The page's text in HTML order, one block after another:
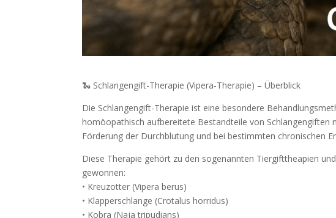
🐍 Schlangengift-Therapie (Vipera-Therapie) – Überblick
Die Schlangengift-Therapie ist eine besondere
homöopathisch aufbereitete Bestandteile von Schlangengiften
Förderung der Durchblutung und bei bestimmten chronischen
Diese Therapie gehört zu den sogenannten Tiergifttheapien
gewonnen:
• Kreuzotter (Vipera berus)
• Klapperschlange (Crotalus horridus)
• Kobra (Naja tripudians)